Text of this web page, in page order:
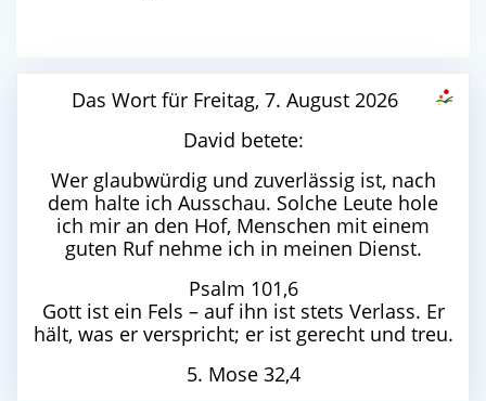
Das Wort für Freitag, 7. August 2026
David betete:
Wer glaubwürdig und zuverlässig ist, nach
dem halte ich Ausschau. Solche Leute hole
ich mir an den Hof, Menschen mit einem
guten Ruf nehme ich in meinen Dienst.
Psalm 101,6
Gott ist ein Fels – auf ihn ist stets Verlass. Er
hält, was er verspricht; er ist gerecht und treu.
5. Mose 32,4